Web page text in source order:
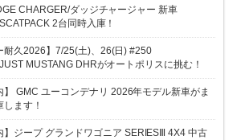
CHARGER/ダッジチャージャー 新車
2台同時入庫！
耐久2026】7/25(土)、26(日) #250
MUSTANG DHRがオートポリスに挑む！
】 GMC ユーコンデナリ 2026年モデル新車がま
します！
】ジープ グランドワゴニア SERIESⅢ 4X4 中古